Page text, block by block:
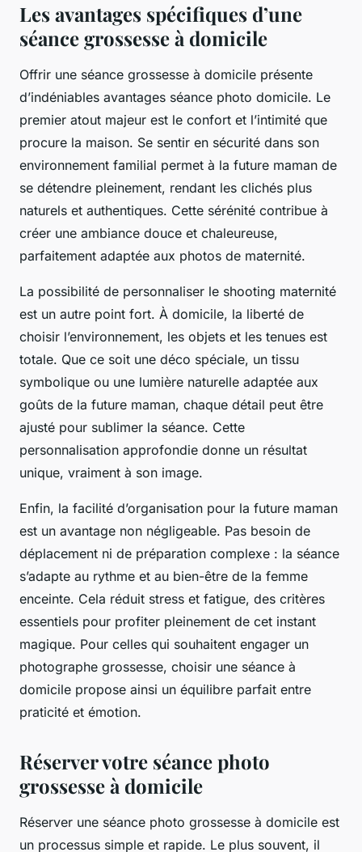
Les avantages spécifiques d’une
séance grossesse à domicile
Offrir une séance grossesse à domicile présente
d’indéniables avantages séance photo domicile. Le
premier atout majeur est le confort et l’intimité que
procure la maison. Se sentir en sécurité dans son
environnement familial permet à la future maman de
se détendre pleinement, rendant les clichés plus
naturels et authentiques. Cette sérénité contribue à
créer une ambiance douce et chaleureuse,
parfaitement adaptée aux photos de maternité.
La possibilité de personnaliser le shooting maternité
est un autre point fort. À domicile, la liberté de
choisir l’environnement, les objets et les tenues est
totale. Que ce soit une déco spéciale, un tissu
symbolique ou une lumière naturelle adaptée aux
goûts de la future maman, chaque détail peut être
ajusté pour sublimer la séance. Cette
personnalisation approfondie donne un résultat
unique, vraiment à son image.
Enfin, la facilité d’organisation pour la future maman
est un avantage non négligeable. Pas besoin de
déplacement ni de préparation complexe : la séance
s’adapte au rythme et au bien-être de la femme
enceinte. Cela réduit stress et fatigue, des critères
essentiels pour profiter pleinement de cet instant
magique. Pour celles qui souhaitent engager un
photographe grossesse, choisir une séance à
domicile propose ainsi un équilibre parfait entre
praticité et émotion.
Réserver votre séance photo
grossesse à domicile
Réserver une séance photo grossesse à domicile est
un processus simple et rapide. Le plus souvent, il